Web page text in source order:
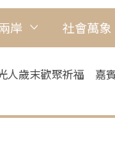
岸 社會萬象
人歲末歡聚祈福 嘉